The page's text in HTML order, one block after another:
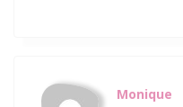
Monique